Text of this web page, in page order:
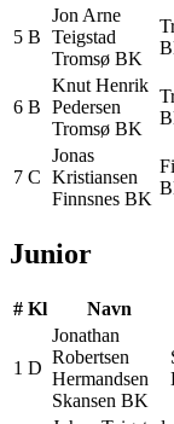
5 B
Jon Arne
Teigstad
Tromsø BK
6 B
Knut Henrik
Pedersen
Tromsø BK
7 C
Jonas
Kristiansen
Finnsnes BK
Junior
# Kl Navn
1 D
Jonathan
Robertsen
Hermandsen
Skansen BK